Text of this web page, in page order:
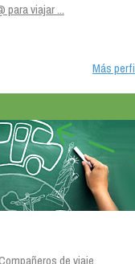
para viajar ...
Más
de viaje.